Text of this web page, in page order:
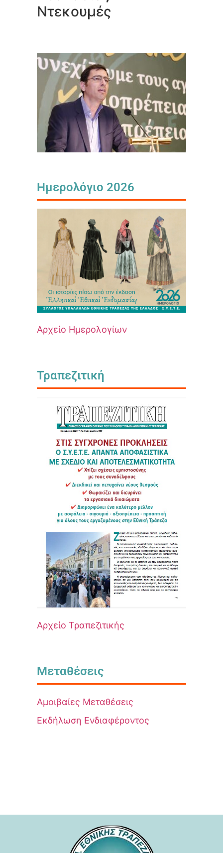
Ντεκουμές
Ημερολόγιο 2026
Αρχείο Ημερολογίων
Τραπεζιτική
Αρχείο Τραπεζιτικής
Μεταθέσεις
Αμοιβαίες Μεταθέσεις
Εκδήλωση Ενδιαφέροντος